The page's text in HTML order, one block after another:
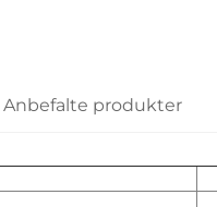
Anbefalte produkter